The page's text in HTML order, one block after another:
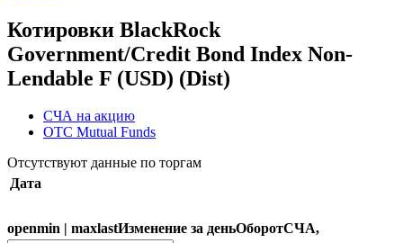
Котировки BlackRock
Government/Credit Bond Index Non-
Lendable F (USD) (Dist)
СЧА на акцию
OTC Mutual Funds
Отсутствуют данные по торгам
Дата
openmin maxlastИзменение за деньОборотСЧА,